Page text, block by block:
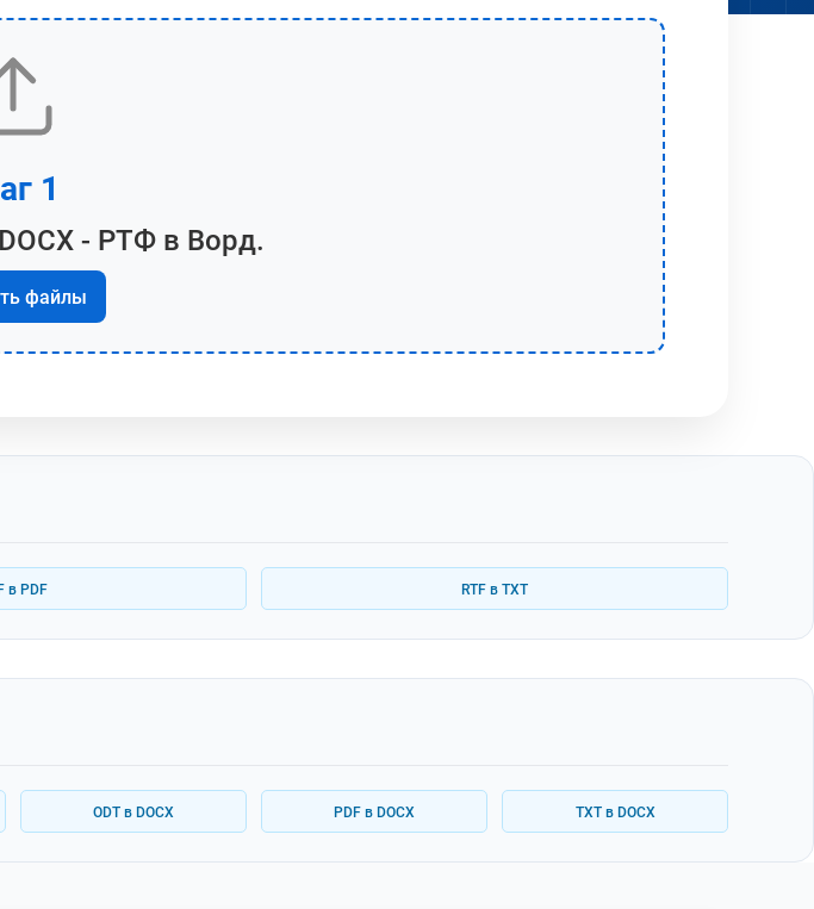
1
- РТФ в Ворд.
файлы
в PDF RTF в TXT
ODT в DOCX PDF в DOCX TXT в DOCX